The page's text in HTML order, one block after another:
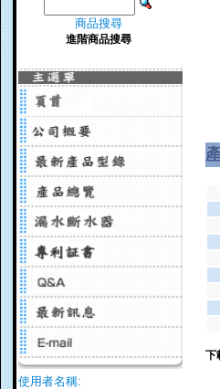
商品搜尋
進階商品搜尋
使用者名稱:
下